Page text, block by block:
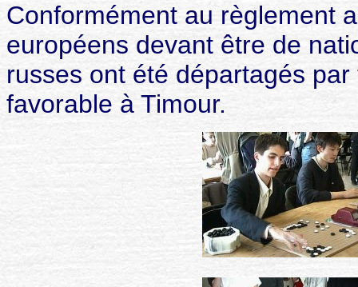
Conformément au règlement
européens devant être de
russes ont été départagés
favorable à Timour.